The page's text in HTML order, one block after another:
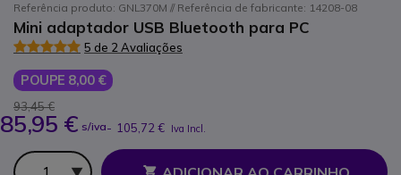
Referência produto: GNL370M // Referência de fabricante: 14208-08
Mini adaptador USB Bluetooth para PC
5 de 2 Avaliações
POUPE 8,00 €
93,45 €
85,95 € s/iva- 105,72 € Iva Incl.
Qtd